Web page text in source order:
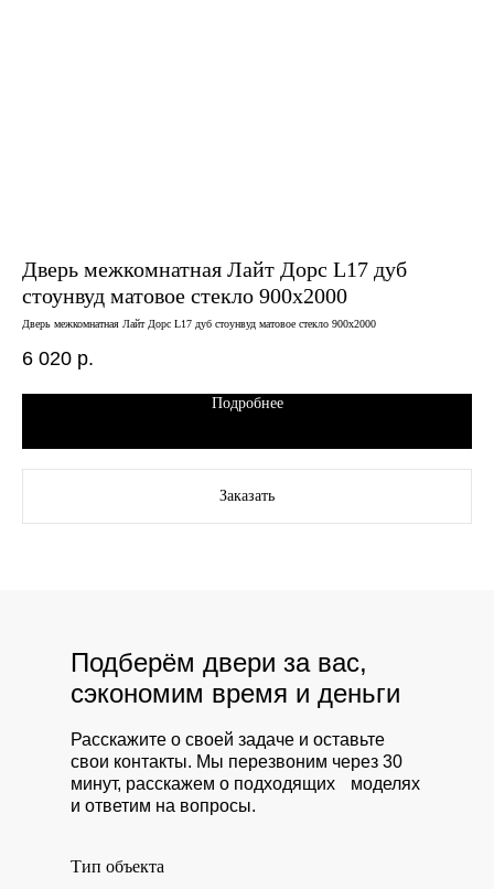
Дверь межкомнатная Лайт Дорс L17 дуб
стоунвуд матовое стекло 900х2000
Дверь межкомнатная Лайт Дорс L17 дуб стоунвуд матовое стекло 900х2000
6 020 р.
Подробнее
Заказать
Тип объекта
Расскажите о своей задаче и оставьте
свои контакты. Мы перезвоним через 30
минут, расскажем о подходящих моделях
и ответим на вопросы.
Подберём двери за вас,
сэкономим время и деньги